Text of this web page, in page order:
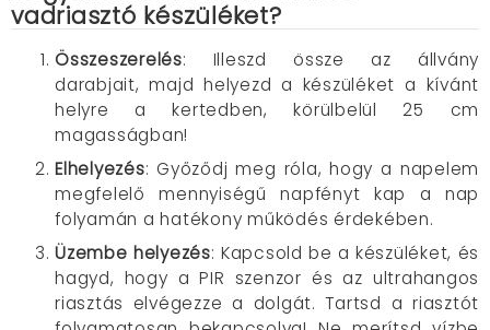
vadriasztó készüléket?
Összeszerelés: Illeszd össze az állvány
darabjait, majd helyezd a készüléket a kívánt
helyre a kertedben, körülbelül 25 cm
magasságban!
Elhelyezés: Győződj meg róla, hogy a napelem
megfelelő mennyiségű napfényt kap a nap
folyamán a hatékony működés érdekében.
Üzembe helyezés: Kapcsold be a készüléket, és
hagyd, hogy a PIR szenzor és az ultrahangos
riasztás elvégezze a dolgát. Tartsd a riasztót